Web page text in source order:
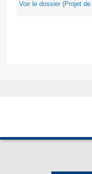
Voir le dossier (Projet